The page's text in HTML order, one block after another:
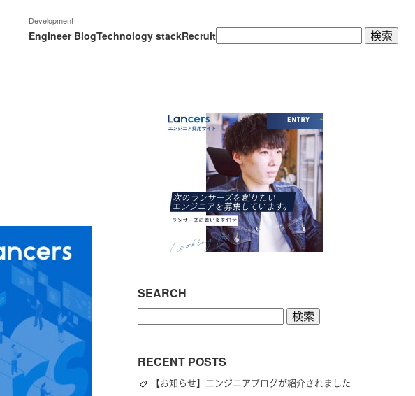
Development
Engineer BlogTechnology stackRecruit検
索:
SEARCH
RECENT POSTS
【お知らせ】エンジニアブログが紹介されました